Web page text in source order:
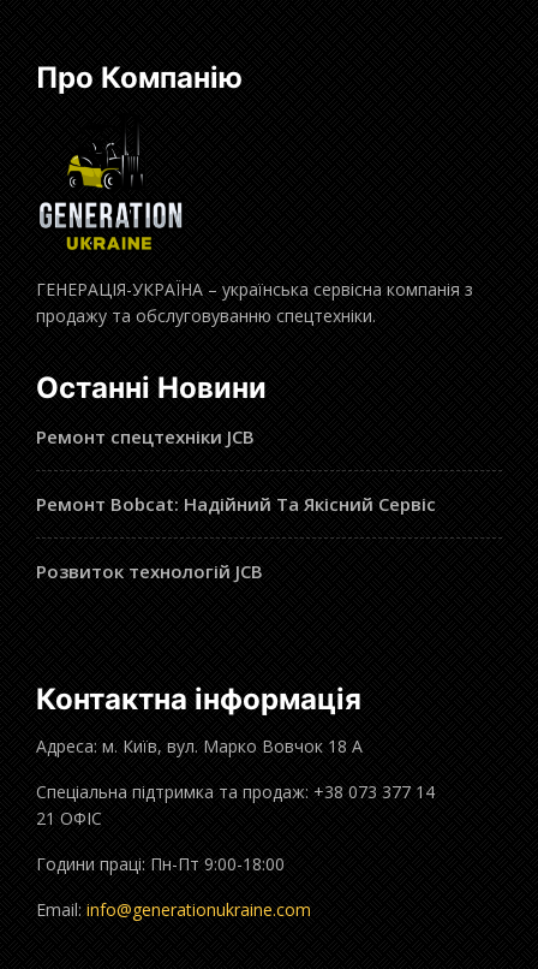
Про Компанію
ГЕНЕРАЦІЯ-УКРАЇНА – українська сервісна компанія з
продажу та обслуговуванню спецтехніки.
Останні Новини
Ремонт спецтехніки JCB
Ремонт Bobcat: Надійний Та Якісний Сервіс
Розвиток технологій JCB
Контактна інформація
Адреса: м. Київ, вул. Марко Вовчок 18 А
Спеціальна підтримка та продаж: +38 073 377 14
21 ОФІС
Години праці: Пн-Пт 9:00-18:00
Email: info@generationukraine.com